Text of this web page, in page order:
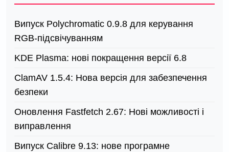
Випуск Polychromatic 0.9.8 для керування
RGB-підсвічуванням
KDE Plasma: нові покращення версії 6.8
ClamAV 1.5.4: Нова версія для забезпечення
безпеки
Оновлення Fastfetch 2.67: Нові можливості і
виправлення
Випуск Calibre 9.13: нове програмне